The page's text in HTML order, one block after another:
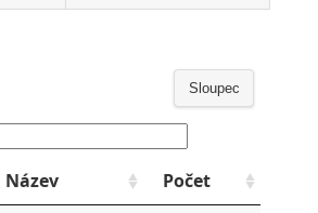
Sloupec
Název
Počet